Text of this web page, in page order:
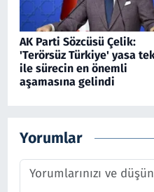
AK Parti Sözcüsü Çelik:
'Terörsüz Türkiye' yasa
ile sürecin en önemli
aşamasına gelindi
Yorumlar